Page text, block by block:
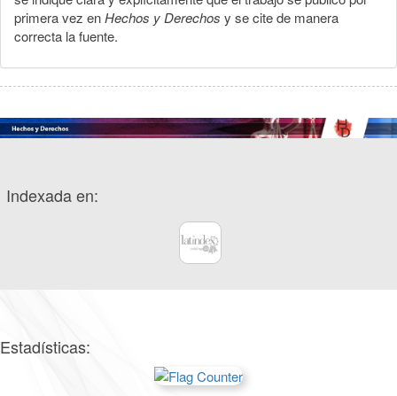
primera vez enHechos y Derechos y se cite de manera
correcta la fuente.
Indexada en:
Estadísticas: